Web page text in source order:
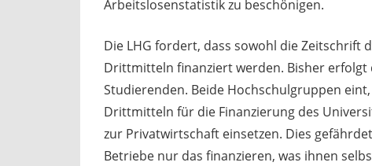
Arbeitslosenstatistik zu beschönigen.
Die LHG fordert, dass sowohl die Zeitschrift
Drittmitteln finanziert werden. Bisher
Studierenden. Beide Hochschulgruppen
Drittmitteln für die Finanzierung des
zur Privatwirtschaft einsetzen. Dies
Betriebe nur das finanzieren, was ihnen